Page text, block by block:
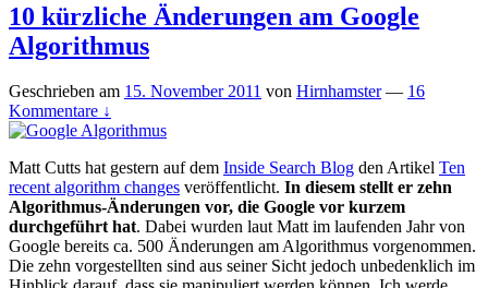
10 kürzliche Änderungen am Google
Algorithmus
Geschrieben am 15. November 2011 von Hirnhamster — 16
Kommentare ↓
Matt Cutts hat gestern auf dem Inside Search Blog den Artikel Ten
recent algorithm changes veröffentlicht. In diesem stellt er zehn
Algorithmus-Änderungen vor, die Google vor kurzem
durchgeführt hat. Dabei wurden laut Matt im laufenden Jahr von
Google bereits ca. 500 Änderungen am Algorithmus vorgenommen.
Die zehn vorgestellten sind aus seiner Sicht jedoch unbedenklich im